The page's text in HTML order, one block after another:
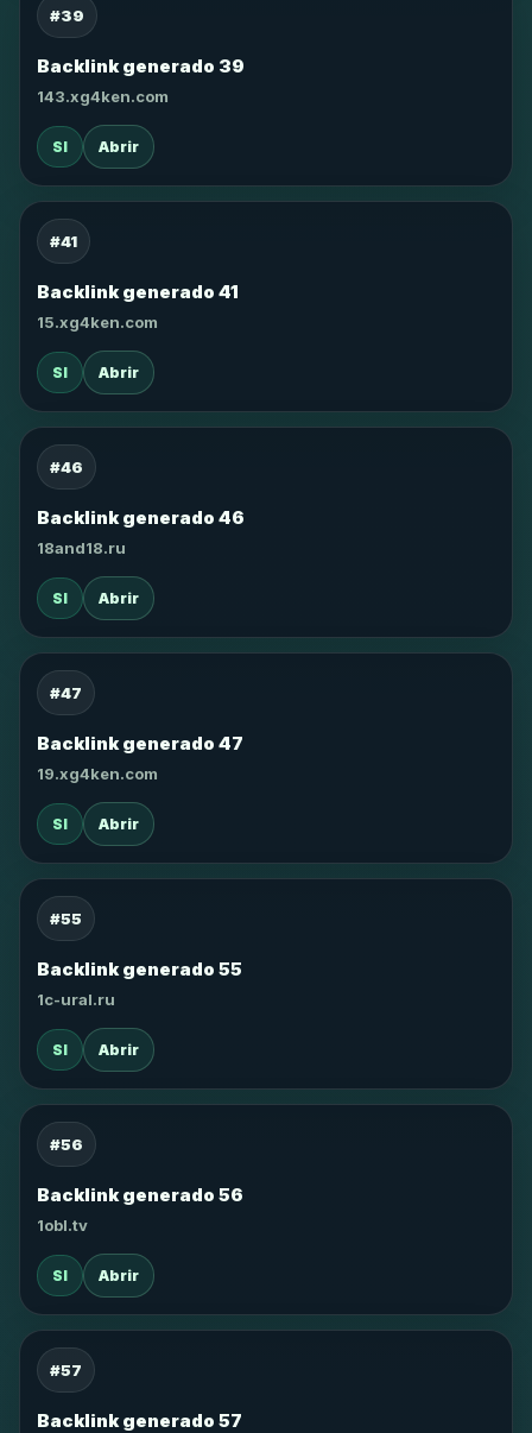
#39
Backlink generado 39
143.xg4ken.com
SI Abrir
#41
Backlink generado 41
15.xg4ken.com
SI Abrir
#46
Backlink generado 46
18and18.ru
SI Abrir
#47
Backlink generado 47
19.xg4ken.com
SI Abrir
#55
Backlink generado 55
1c-ural.ru
SI Abrir
#56
Backlink generado 56
1obl.tv
SI Abrir
#57
Backlink generado 57